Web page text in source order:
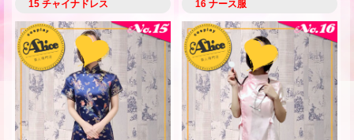
15 チャイナドレス 16 ナース服